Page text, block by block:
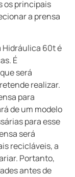
os principais
a prensa
Hidráulica 60t é
É
será
realizar.
para
de um modelo
para esse
será
recicláveis, a
Portanto,
antes de